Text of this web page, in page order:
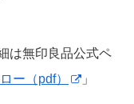
は無印良品公式ペ
ー（pdf） 」